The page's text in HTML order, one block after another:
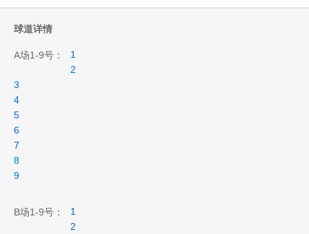
球道详情
A场1-9号：
1
2
3
4
5
6
7
8
9
B场1-9号：
1
2